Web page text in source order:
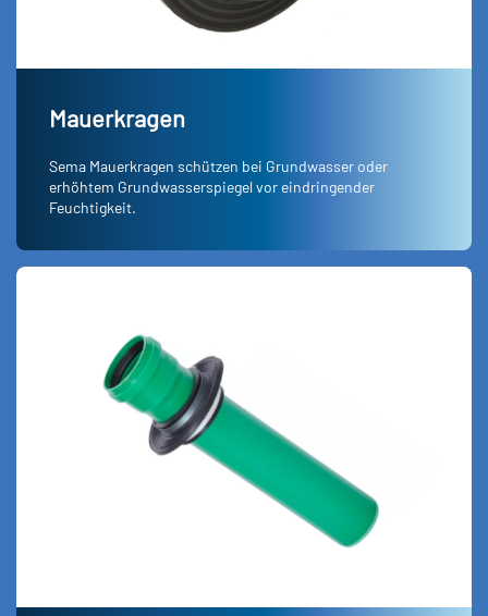
Mauerkragen
Sema Mauerkragen schützen bei Grundwasser oder
erhöhtem Grundwasserspiegel vor eindringender
Feuchtigkeit.